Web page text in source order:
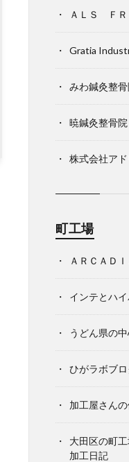
ＡＬＳ ＦＲ
Gratia
みわ鍼灸整骨
暁鍼灸整骨院
株式会社ア
町工場
ＡＲＣＡＤＩ
インテとハ
うどん県の
ひがラボブ
加工屋さん
大田区の町
加工日記